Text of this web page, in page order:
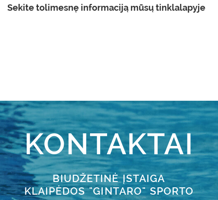
Sekite tolimesnę informaciją mūsų tinklalapyje
KONTAKTAI
BIUDŽETINĖ ĮSTAIGA
KLAIPĖDOS "GINTARO" SPORTO